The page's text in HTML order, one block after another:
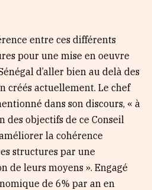
entre ces différents
pour une mise en oeuvre
d’aller bien au delà des
créés actuellement. Le chef
dans son discours, « à
des objectifs de ce Conseil
la cohérence
structures par une
de leurs moyens ». Engagé
de 6% par an en